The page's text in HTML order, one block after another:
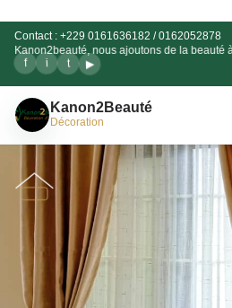
Contact : +229 0161636182 / 0162052878
Kanon2beauté, nous ajoutons de la beauté
f i t ▶
Kanon2Beauté
Décoration